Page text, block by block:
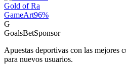
Gold of Ra
GameArt96%
G
GoalsBetSponsor
Apuestas deportivas con las mejores
para nuevos usuarios.